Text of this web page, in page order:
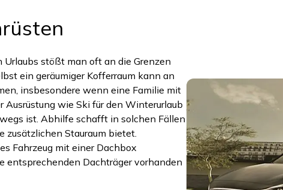
Urlaubs stößt man oft an die Grenzen
ein geräumiger Kofferraum kann an
insbesondere wenn eine Familie mit
Ausrüstung wie Ski für den Winterurlaub
ist. Abhilfe schafft in solchen Fällen
zusätzlichen Stauraum bietet.
Fahrzeug mit einer Dachbox
entsprechenden Dachträger vorhanden